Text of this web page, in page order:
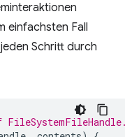
einfachsten Fall
Schritt durch